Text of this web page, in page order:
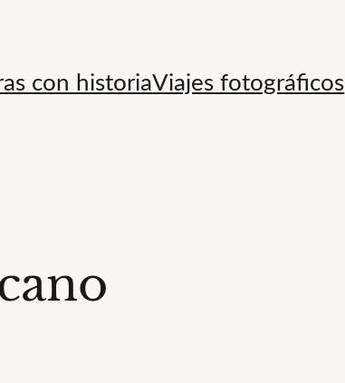
con historiaViajes fotográficos